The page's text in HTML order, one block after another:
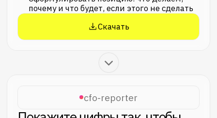
Записаться на встречу